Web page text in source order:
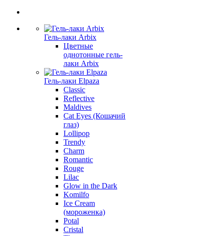
Гель-лаки Arbix
Цветные
однотонные гель-
лаки Arbix
Гель-лаки Elpaza
Classic
Reflective
Maldives
Cat Eyes (Кошачий
глаз)
Lollipop
Trendy
Charm
Romantic
Rouge
Lilac
Glow in the Dark
Komilfo
Ice Cream
(мороженка)
Potal
Cristal